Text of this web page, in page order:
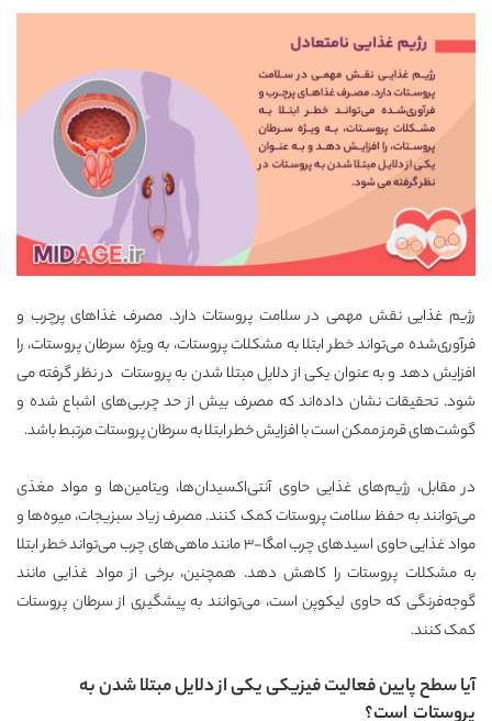
رژیم غذایی نقش مهمی در سلامت پروستات دارد. مصرف غذاهای پرچرب و
فرآوری‌شده می‌تواند خطر ابتلا به مشکلات پروستات، به ویژه سرطان پروستات، را
افزایش دهد و به عنوان یکی از دلایل مبتلا شدن به پروستات در نظر گرفته می
شود. تحقیقات نشان داده‌اند که مصرف بیش از حد چربی‌های اشباع شده و
گوشت‌های قرمز ممکن است با افزایش خطر ابتلا به سرطان پروستات مرتبط باشد.
در مقابل، رژیم‌های غذایی حاوی آنتی‌اکسیدان‌ها، ویتامین‌ها و مواد مغذی
می‌توانند به حفظ سلامت پروستات کمک کنند. مصرف زیاد سبزیجات، میوه‌ها و
مواد غذایی حاوی اسیدهای چرب امگا-3 مانند ماهی‌های چرب می‌تواند خطر ابتلا
به مشکلات پروستات را کاهش دهد. همچنین، برخی از مواد غذایی مانند
گوجه‌فرنگی که حاوی لیکوپن است، می‌توانند به پیشگیری از سرطان پروستات
کمک کنند.
آیا سطح پایین فعالیت فیزیکی یکی از دلایل مبتلا شدن به